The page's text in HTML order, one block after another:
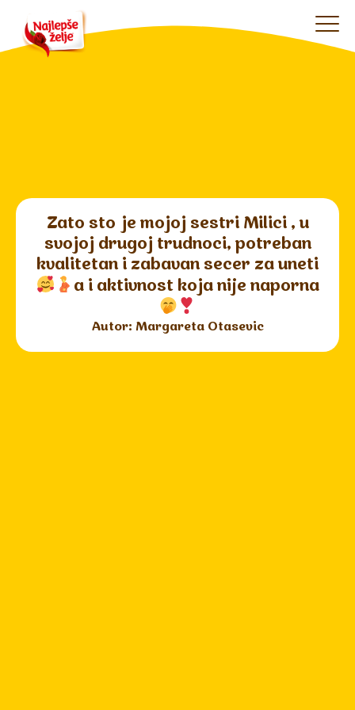
Zato sto je mojoj sestri Milici , u
svojoj drugoj trudnoci, potreban
kvalitetan i zabavan secer za uneti
a i aktivnost koja nije naporna
Autor: Margareta Otasevic